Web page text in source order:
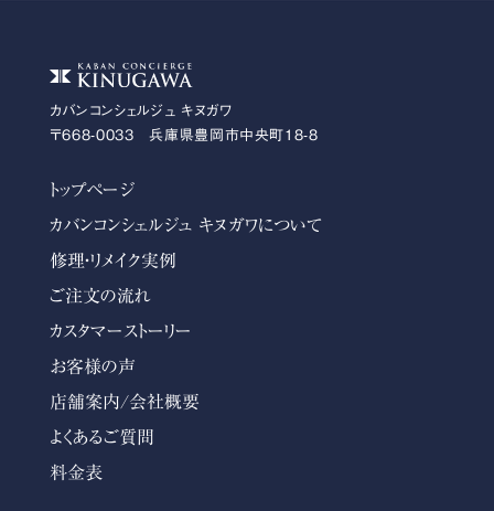
カバンコンシェルジュ キヌガワ
〒668-0033 兵庫県豊岡市中央町18-8
トップページ
カバンコンシェルジュ キヌガワについて
修理・リメイク実例
ご注文の流れ
カスタマーストーリー
お客様の声
店舗案内/会社概要
よくあるご質問
料金表